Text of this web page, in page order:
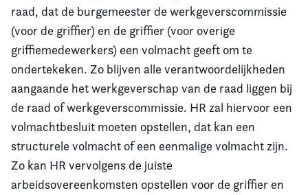
raad, dat de burgemeester de werkgeverscommissie
(voor de griffier) en de griffier (voor overige
griffiemedewerkers) een volmacht geeft om te
ondertekeken. Zo blijven alle verantwoordelijkheden
aangaande het werkgeverschap van de raad liggen bij
de raad of werkgeverscommissie. HR zal hiervoor een
volmachtbesluit moeten opstellen, dat kan een
structurele volmacht of een eenmalige volmacht zijn.
Zo kan HR vervolgens de juiste
arbeidsovereenkomsten opstellen voor de griffier en